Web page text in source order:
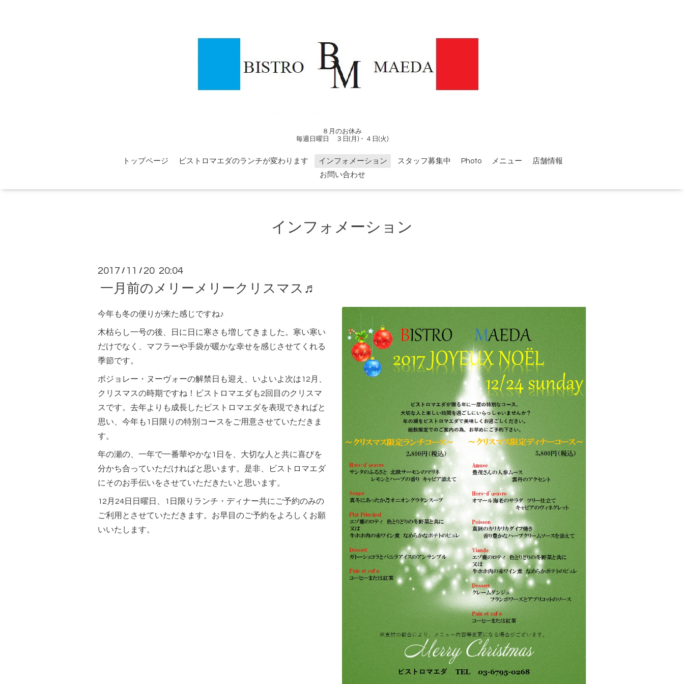
８月のお休み
毎週日曜日 ３日(月)・４日(火)
トップページ ビストロマエダのランチが変わります インフォメーション スタッフ募集中 Photo メニュー
店舗情報
お問い合わせ
インフォメーション
2017 / 11 / 20 20:04
一月前のメリーメリークリスマス♬
今年も冬の便りが来た感じですね♪
木枯らし一号の後、日に日に寒さも増してきました。寒い寒い
だけでなく、マフラーや手袋が暖かな幸せを感じさせてくれる
季節です。
ボジョレー・ヌーヴォーの解禁日も迎え、いよいよ次は12月、
クリスマスの時期ですね！ビストロマエダも2回目のクリスマ
スです。去年よりも成長したビストロマエダを表現できればと
思い、今年も1日限りの特別コースをご用意させていただきま
す。
年の瀬の、一年で一番華やかな1日を、大切な人と共に喜びを
分かち合っていただければと思います。是非、ビストロマエダ
にそのお手伝いをさせていただきたいと思います。
12月24日日曜日、1日限りランチ・ディナー共にご予約のみの
ご利用とさせていただきます。お早目のご予約をよろしくお願
いいたします。